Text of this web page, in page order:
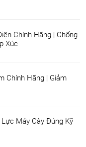
Chính Hãng | Chống
Xúc
Chính Hãng | Giảm
Máy Cày Đúng Kỹ